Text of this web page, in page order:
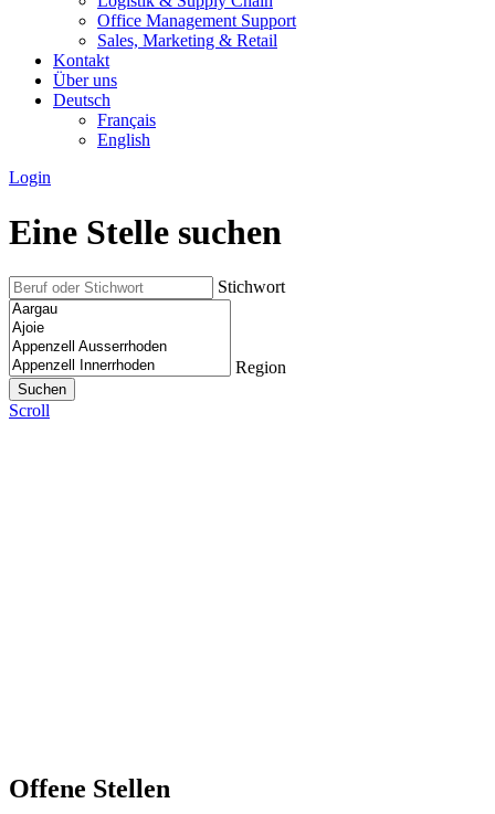
Office Management Support
Sales, Marketing & Retail
Kontakt
Über uns
Deutsch
Français
English
Login
Eine Stelle suchen
Stichwort
Region
Scroll
Offene Stellen